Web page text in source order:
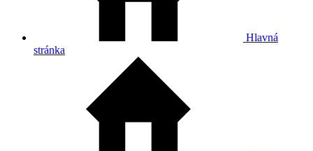
Hlavná
stránka